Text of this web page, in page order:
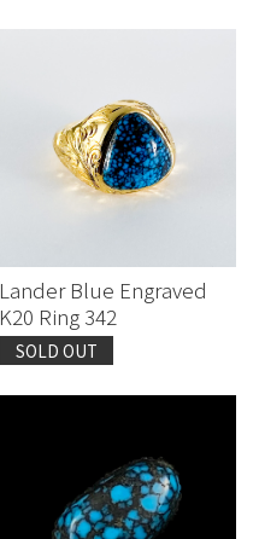
Lander Blue Engraved
K20 Ring 342
SOLD OUT